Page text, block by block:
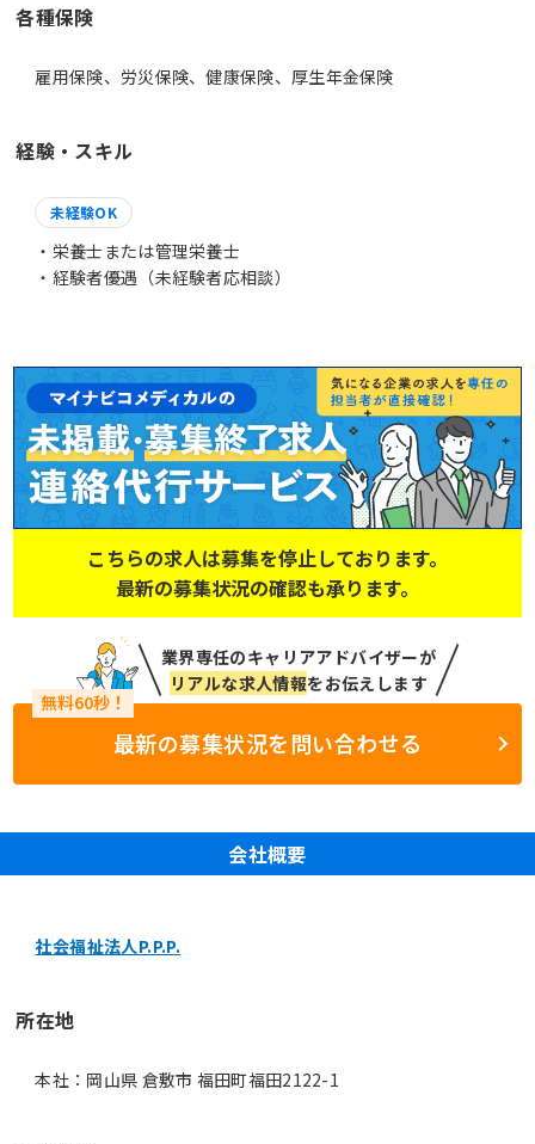
各種保険
雇用保険、労災保険、健康保険、厚生年金保険
経験・スキル
未経験OK
・栄養士または管理栄養士
・経験者優遇（未経験者応相談）
こちらの求人は募集を停止しております。
最新の募集状況の確認も承ります。
業界専任のキャリアアドバイザーが
リアルな求人情報をお伝えします
最新の募集状況を問い合わせる
会社概要
社会福祉法人P.P.P.
所在地
本社：岡山県 倉敷市 福田町福田2122-1